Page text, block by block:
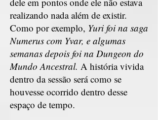
realizando nada além de existir.
Como por exemplo, Yuri foi na saga
Numerus com Yvar, e algumas
semanas depois foi na Dungeon do
Mundo Ancestral. A história vivida
dentro da sessão será como se
houvesse ocorrido dentro desse
espaço de tempo.